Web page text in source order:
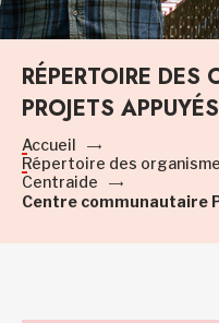
RÉPERTOIRE DES
PROJETS
Accueil
Répertoire des
Centraide
Centre communautaire